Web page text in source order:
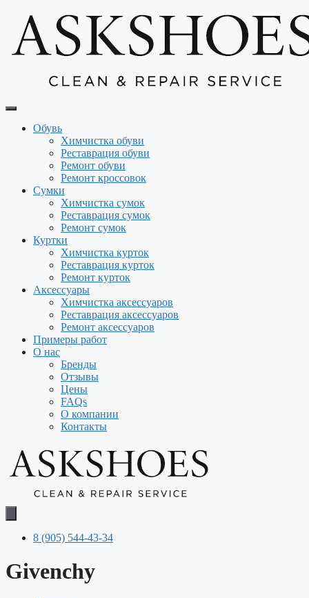
содержимому
Обувь
Химчистка обуви
Реставрация обуви
Ремонт обуви
Ремонт кроссовок
Сумки
Химчистка сумок
Реставрация сумок
Ремонт сумок
Куртки
Химчистка курток
Реставрация курток
Ремонт курток
Аксессуары
Химчистка аксессуаров
Реставрация аксессуаров
Ремонт аксессуаров
Примеры работ
О нас
Бренды
Отзывы
Цены
FAQs
О компании
Контакты
8 (905) 544-43-34
Givenchy